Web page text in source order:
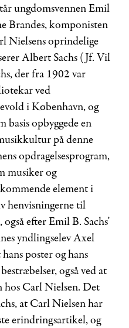
ungdomsvennen Emil
Brandes, komponisten
Nielsens oprindelige
Albert Sachs (Jf. Vil
der fra 1902 var
ved
i København, og
basis opbyggede en
på denne
opdragelsesprogram,
musiker og
element i
henvisningerne til
efter Emil B. Sachs’
yndlingselev Axel
poster og hans
også ved at
Carl Nielsen. Det
at Carl Nielsen har
erindringsartikel, og